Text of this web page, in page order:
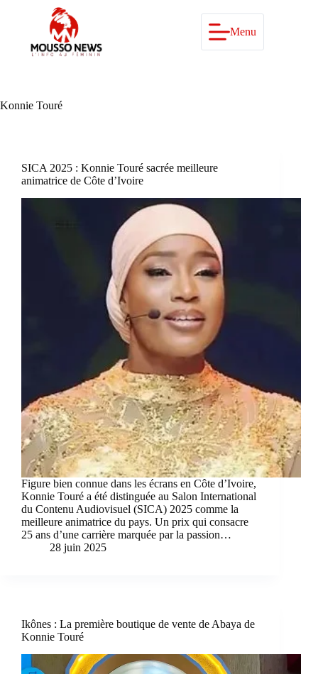
Menu
Konnie Touré
SICA 2025 : Konnie Touré sacrée meilleure
animatrice de Côte d’Ivoire
Figure bien connue dans les écrans en Côte d’Ivoire,
Konnie Touré a été distinguée au Salon International
du Contenu Audiovisuel (SICA) 2025 comme la
meilleure animatrice du pays. Un prix qui consacre
25 ans d’une carrière marquée par la passion…
28 juin 2025
Ikônes : La première boutique de vente de Abaya de
Konnie Touré